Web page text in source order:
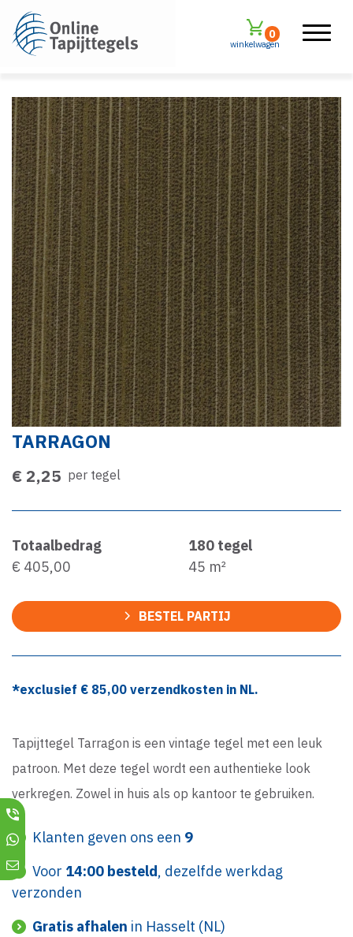
winkelwagen
0
TARRAGON
€ 2,25 per tegel
Totaalbedrag
€ 405,00
180 tegel
45 m²
BESTEL PARTIJ
*exclusief € 85,00 verzendkosten in NL.
Tapijttegel Tarragon is een vintage tegel met een leuk
patroon. Met deze tegel wordt een authentieke look
verkregen. Zowel in huis als op kantoor te gebruiken.
Klanten geven ons een 9
Voor 14:00 besteld, dezelfde werkdag
verzonden
Gratis afhalen in Hasselt (NL)